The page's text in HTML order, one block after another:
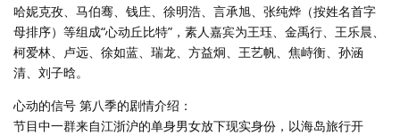
哈妮克孜、马伯骞、钱庄、徐明浩、言承旭、张纯烨（按姓名首字
母排序）等组成“心动丘比特”，素人嘉宾为王珏、金禹行、王乐晨、
柯爱林、卢远、徐如蓝、瑞龙、方益炯、王艺帆、焦峙衡、孙涵
清、刘子晗。
心动的信号 第八季的剧情介绍：
节目中一群来自江浙沪的单身男女放下现实身份，以海岛旅行开